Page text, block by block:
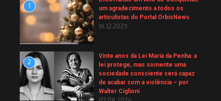
1
um agradecimento a todos os
articulistas do Portal OrbisNews
16.12.2025
2
Vinte anos da Lei Maria da Penha: a
lei protege, mas somente uma
sociedade consciente será capaz
de acabar com a violência – por
Walter Ciglioni